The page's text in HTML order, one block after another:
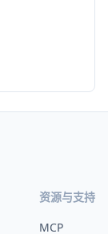
资源与支持
MCP